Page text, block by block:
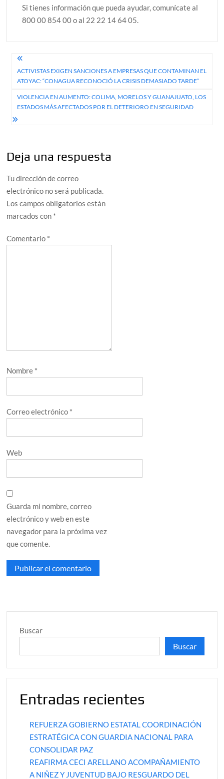
Si tienes información que pueda ayudar, comunícate al
800 00 854 00 o al 22 22 14 64 05.
Navegación
de
entradas
ACTIVISTAS EXIGEN SANCIONES A EMPRESAS QUE CONTAMINAN EL
ATOYAC: “CONAGUA RECONOCIÓ LA CRISIS DEMASIADO TARDE”
VIOLENCIA EN AUMENTO: COLIMA, MORELOS Y GUANAJUATO, LOS
ESTADOS MÁS AFECTADOS POR EL DETERIORO EN SEGURIDAD
Deja una respuesta
Tu dirección de correo
electrónico no será publicada.
Los campos obligatorios están
marcados con *
Comentario *
Nombre *
Correo electrónico *
Web
Guarda mi nombre, correo
electrónico y web en este
navegador para la próxima vez
que comente.
Buscar
Buscar
Entradas recientes
REFUERZA GOBIERNO ESTATAL COORDINACIÓN
ESTRATÉGICA CON GUARDIA NACIONAL PARA
CONSOLIDAR PAZ
REAFIRMA CECI ARELLANO ACOMPAÑAMIENTO
A NIÑEZ Y JUVENTUD BAJO RESGUARDO DEL